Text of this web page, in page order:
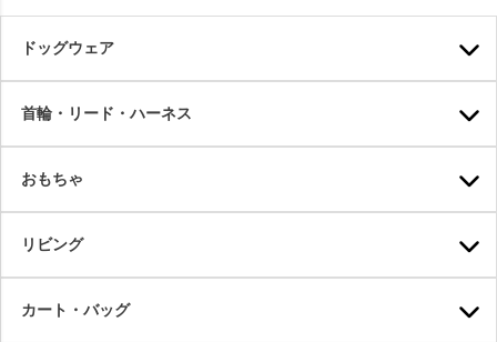
ドッグウェア
首輪・リード・ハーネス
おもちゃ
リビング
カート・バッグ